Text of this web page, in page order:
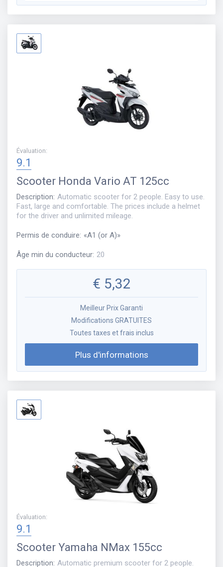
Évaluation:
9.1
Scooter Honda Vario AT 125cc
Description: Automatic scooter for 2 people. Easy to use.
Fast, large and comfortable. The prices include a helmet
for the driver and unlimited mileage.
Permis de conduire: «A1 (or A)»
Âge min du conducteur: 20
€ 5,32
Meilleur Prix Garanti
Modifications GRATUITES
Toutes taxes et frais inclus
Plus d'informations
Évaluation:
9.1
Scooter Yamaha NMax 155cc
Description: Automatic premium scooter for 2 people.